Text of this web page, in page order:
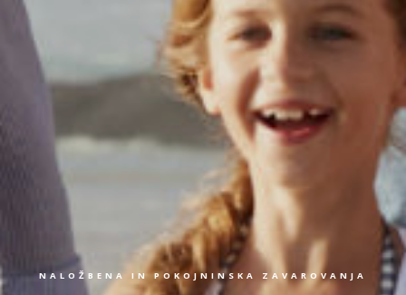
NALOŽBENA IN POKOJNINSKA ZAVAROVANJA